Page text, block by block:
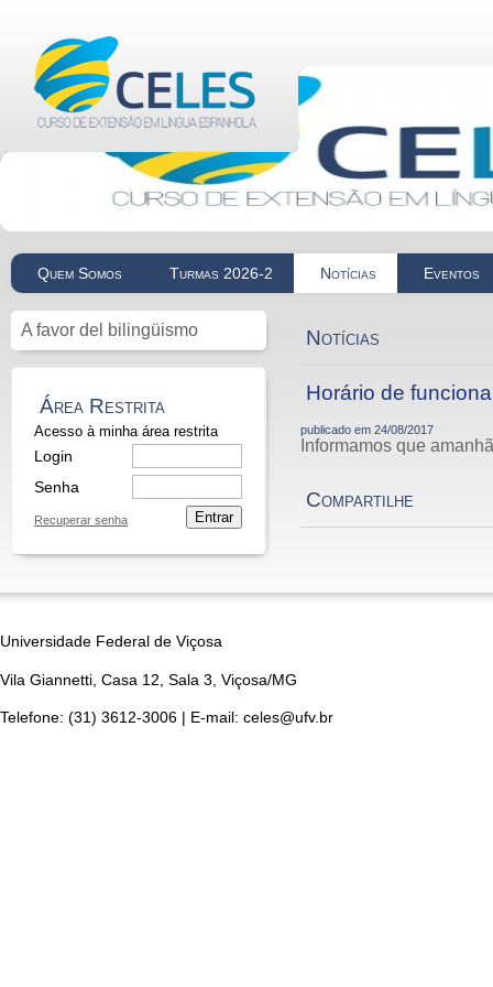
Quem Somos Turmas 2026-2 Notícias Eventos
A favor del bilingüismo
Área Restrita
Acesso à minha área restrita
Login
Senha
Recuperar senha Entrar
Notícias
Horário de
publicado em24/08/2017
Informamos que
Compartilhe
Universidade Federal de Viçosa
Vila Giannetti, Casa 12, Sala 3, Viçosa/MG
Telefone: (31) 3612-3006 | E-mail: celes@ufv.br